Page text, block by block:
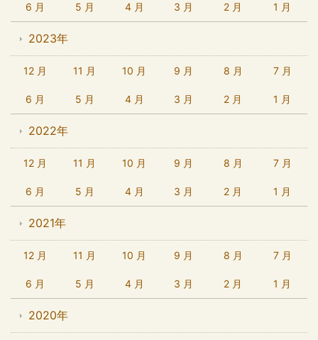
6 月 5 月 4 月 3 月 2 月 1 月
2023年
12 月 11 月 10 月 9 月 8 月 7 月
6 月 5 月 4 月 3 月 2 月 1 月
2022年
12 月 11 月 10 月 9 月 8 月 7 月
6 月 5 月 4 月 3 月 2 月 1 月
2021年
12 月 11 月 10 月 9 月 8 月 7 月
6 月 5 月 4 月 3 月 2 月 1 月
2020年